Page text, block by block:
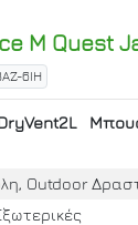
M Quest
6IH
Outdoor